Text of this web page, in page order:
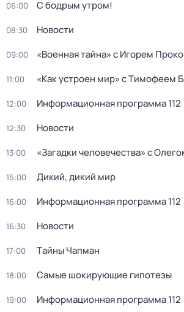
06:00 С бодрым утром!
08:30 Новости
09:00 «Военная тайна» с Игорем
11:00 «Как устроен мир» с Тимофеем
12:00 Информационная программа 112
12:30 Новости
13:00 «Загадки человечества» с
15:00 Дикий, дикий мир
16:00 Информационная программа 112
16:30 Новости
17:00 Тaйны Чапман
18:00 Самые шoкиpующие гипотезы
19:00 Информационная программа 112